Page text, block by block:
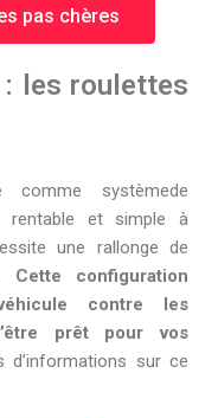
pas chères
: les roulettes
comme systèmede
rentable et simple à
une rallonge de
Cette configuration
contre les
prêt pour vos
d’informations sur ce